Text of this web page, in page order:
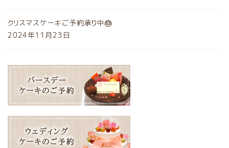
クリスマスケーキご予約承り中🎂
2024年11月23日